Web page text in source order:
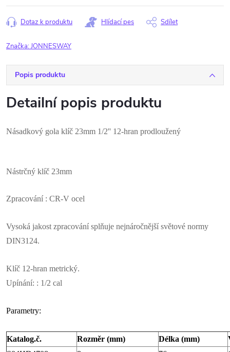
Dotaz k produktu Hlídací pes Sdílet
Značka:JONNESWAY
Popis produktu
Detailní popis produktu
Násadkový gola klíč 23mm 1/2'' 12-hran prodloužený
Nástrčný klíč 23mm
Zpracování : CR-V ocel
Vysoká jakost zpracování splňuje nejnáročnější světové normy
DIN3124.
Klíč 12-hran metrický.
Upínání: : 1/2 cal
Parametry:
Katalog.č. Rozměr (mm) Délka (mm)